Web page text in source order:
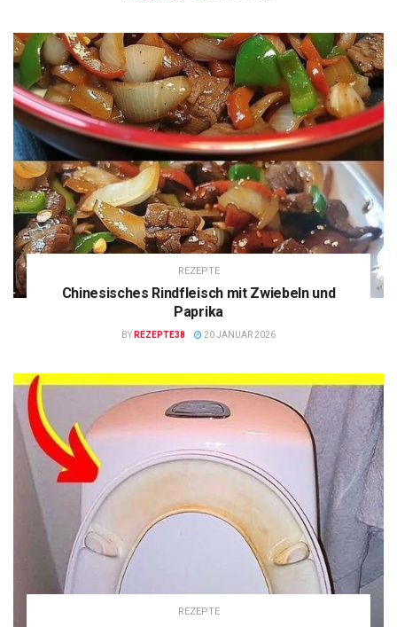
REZEPTE
Chinesisches Rindfleisch mit Zwiebeln und
Paprika
BY REZEPTE38 20 JANUAR 2026
REZEPTE